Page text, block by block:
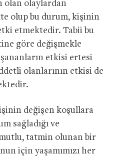
olan olaylardan
olup bu durum, kişinin
etmektedir. Tabii bu
göre değişmekle
etkisi ertesi
olanlarının etkisi de
değişen koşullara
sağladığı ve
mutlu, tatmin olunan bir
için yaşamımızı her